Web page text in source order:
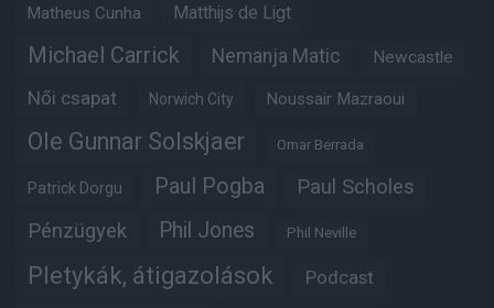
Matheus Cunha Matthijs de Ligt
Michael Carrick Nemanja Matic Newcastle
Női csapat Norwich City Noussair Mazraoui
Ole Gunnar Solskjaer Omar Berrada
Patrick Dorgu Paul Pogba Paul Scholes
Pénzügyek Phil Jones Phil Neville
Pletykák, átigazolások Podcast